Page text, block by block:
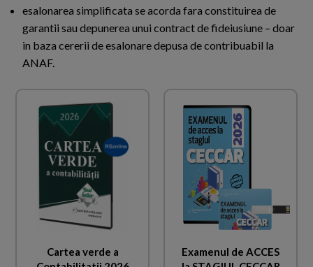
esalonarea simplificata se acorda fara constituirea de
garantii sau depunerea unui contract de fideiusiune – doar
in baza cererii de esalonare depusa de contribuabil la
ANAF.
Cartea verde a
Examenul de ACCES